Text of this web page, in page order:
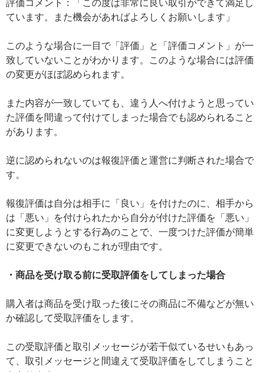
評価コメント：「この度は非常に良い取引ができて満足し
ています。また機会があればよろしくお願いします」
このような場合に一目で「評価」と「評価コメント」が一
致していないことがわかります。このような場合には評価
の変更がほぼ認められます。
また内容が一致していても、違う人へ付けようと思ってい
た評価を間違って付けてしまった場合でも認められること
があります。
逆に認められないのは報復評価と運営に判断された場合で
す。
報復評価は自分は相手に「良い」を付けたのに、相手から
は「悪い」を付けられたから自分が付けた評価を「悪い」
に変更しようとする行為のことで、一度つけた評価が簡単
に変更できないのもこれが理由です。
・商品を受け取る前に受取評価をしてしまった場合
購入者は商品を受け取った後にその商品に不備などが無い
か確認して受取評価をします。
この受取評価と取引メッセージが若干似ているせいもあっ
て、取引メッセージと間違えて受取評価をしてしまうこと